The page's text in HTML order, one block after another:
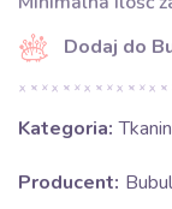
Dodaj do
Kategoria:
Producent: